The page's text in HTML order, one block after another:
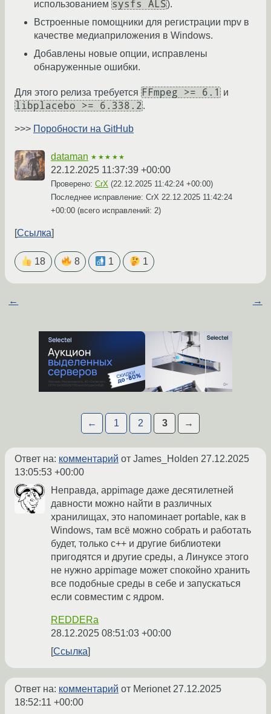
использованием sysfs ALS).
Встроенные помощники для регистрации mpv в
качестве медиаприложения в Windows.
Добавлены новые опции, исправлены
обнаруженные ошибки.
Для этого релиза требуется FFmpeg >= 6.1 и
libplacebo >= 6.338.2.
>>> Поробности на GitHub
dataman ★★★★★
22.12.2025 11:37:39 +00:00
Проверено: CrX (22.12.2025 11:42:24 +00:00)
Последнее исправление: CrX 22.12.2025 11:42:24
+00:00 (всего исправлений: 2)
Ссылка
18 8 1 1
← →
← 1 2 3 →
Ответ на: комментарий от James_Holden 27.12.2025
13:05:53 +00:00
Неправда, appimage даже десятилетней
давности можно найти в различных
хранилищах, это напоминает portable, как в
Windows, там всё можно собрать и работать
будет, только c++ и другие библиотеки
пригодятся и другие среды, а Линуксе этого
не нужно appimage может спокойно хранить
все подобные среды в себе и запускаться
если совместим с ядром.
REDDERa
28.12.2025 08:51:03 +00:00
Ссылка
Ответ на: комментарий от Merionet 27.12.2025
18:52:11 +00:00